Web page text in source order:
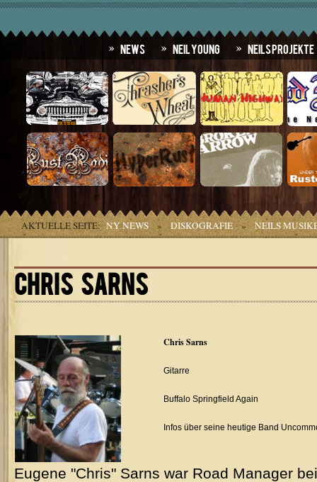
News Neil Young Neils Projekte
AKTUELLE SEITE: NY NEWS » DISKOGRAFIE » NEILS
CHRIS SARNS
Chris Sarns
Gitarre
Buffalo Springfield Again
Infos über seine heutige Band
Eugene "Chris" Sarns war Road Manager